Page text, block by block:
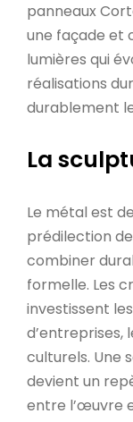
panneaux
une façade et
lumières qui
réalisations
durablement
La
Le métal est
prédilection
combiner
formelle. Les
investissent
d’entreprises,
culturels. Une
devient un
entre l’œuvre